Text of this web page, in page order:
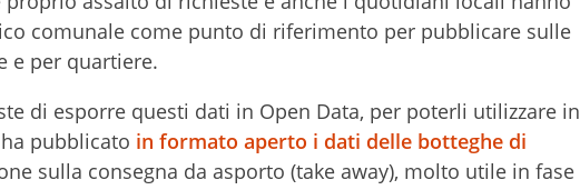
comunale come punto di riferimento per pubblicare sulle
e per quartiere.
di esporre questi dati in Open Data, per poterli utilizzare in
pubblicato in formato aperto i dati delle botteghe di
sulla consegna da asporto (take away), molto utile in fase